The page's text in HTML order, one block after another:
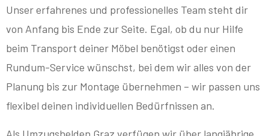
Unser erfahrenes und professionelles Team steht dir
von Anfang bis Ende zur Seite. Egal, ob du nur Hilfe
beim Transport deiner Möbel benötigst oder einen
Rundum-Service wünschst, bei dem wir alles von der
Planung bis zur Montage übernehmen – wir passen uns
flexibel deinen individuellen Bedürfnissen an.